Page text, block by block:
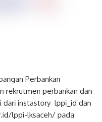
Perbankan
rekrutmen perbankan dan
dari instastory lppi_id dan
lppi-lksaceh/ pada